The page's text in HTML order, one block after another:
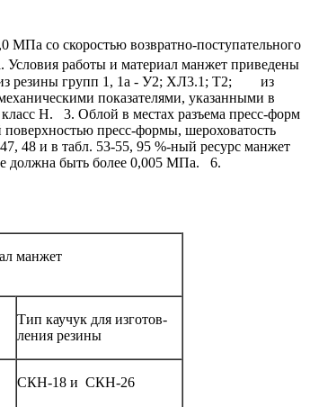
со скоростью возвратно-поступательного
работы и материал манжет приведены
групп 1, 1a - У2; ХЛ3.1; Т2;
из
показателями, указанными в
Н. 3. Облой в местах разъема пресс-форм
пресс-формы, шероховатость
48 и в табл. 53-55, 95 %-ный ресурс манжет
должна быть более 0,005 МПа. 6.
манжет
Тип каучук для изготов-
ления резины
СКН-18 и СКН-26